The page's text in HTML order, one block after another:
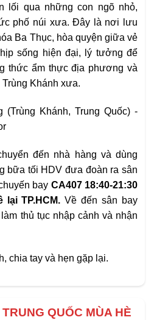
lối qua những con ngõ nhỏ,
phố núi xưa. Đây là nơi lưu
Ba Thục, hòa quyện giữa vẻ
sống hiện đại, lý tưởng để
thức ẩm thực địa phương và
Khánh xưa.
đến nhà hàng và dùng
bữa tối HDV đưa đoàn ra sân
bay CA407 18:40-21:30
lại TP.HCM.Về đến sân bay
thủ tục nhập cảnh và nhận
chia tay và hẹn gặp lại.
QUỐC MÙA HÈ